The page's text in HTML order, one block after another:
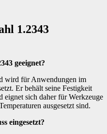
1.2343
geeignet?
wird für Anwendungen im
Er behält seine Festigkeit
eignet sich daher für Werkzeuge
ausgesetzt sind.
eingesetzt?